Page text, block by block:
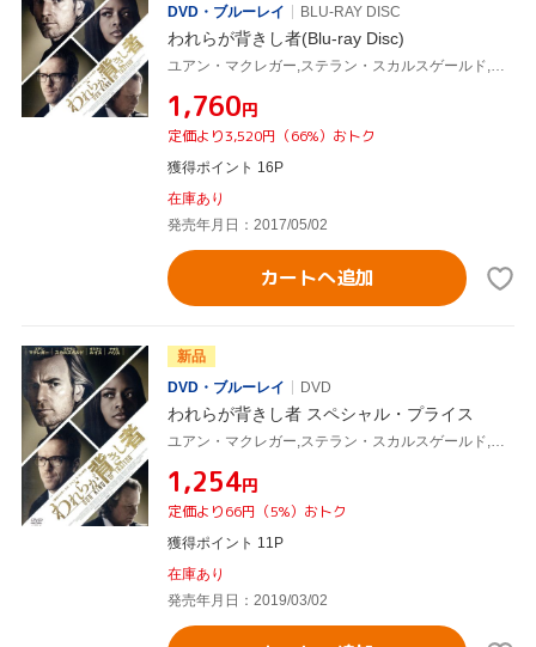
DVD・ブルーレイ
BLU-RAY DISC
われらが背きし者(Blu-ray Disc)
ユアン・マクレガー,ステラン・スカルスゲールド,ダミアン・ルイス,スザンナ・ホワイト(監督),ジョン・ル・カレ(原作)
¥1,760円
定価より3,520円（66%）おトク
獲得ポイント 16P
在庫あり
発売年月日：2017/05/02
カートへ追加
新品
DVD・ブルーレイ
DVD
われらが背きし者 スペシャル・プライス
ユアン・マクレガー,ステラン・スカルスゲールド,ダミアン・ルイス,スザンナ・ホワイト(監督),ジョン・ル・カレ(原作)
¥1,254円
定価より66円（5%）おトク
獲得ポイント 11P
在庫あり
発売年月日：2019/03/02